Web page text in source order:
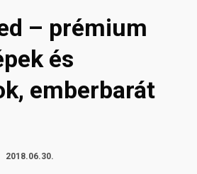
– prémium
és
emberbarát
2018.06.30.